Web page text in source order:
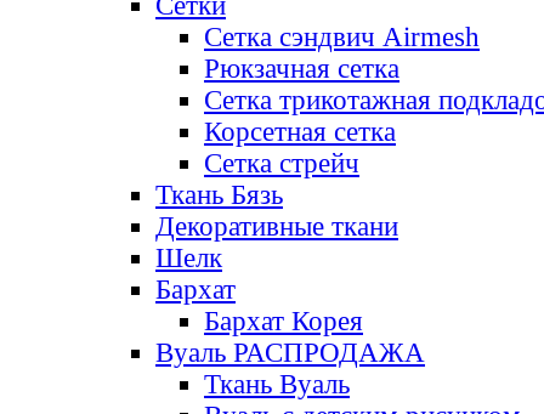
Сетка сэндвич Airmesh
Рюкзачная сетка
Сетка трикотажная
Корсетная сетка
Сетка стрейч
Ткань Бязь
Декоративные ткани
Шелк
Бархат
Бархат Корея
Вуаль РАСПРОДАЖА
Ткань Вуаль